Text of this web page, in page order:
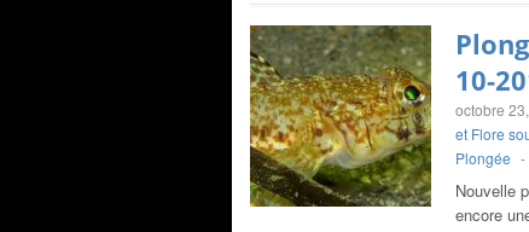
10-
octobre
et Flore
Plongée -
Nouvelle
encore